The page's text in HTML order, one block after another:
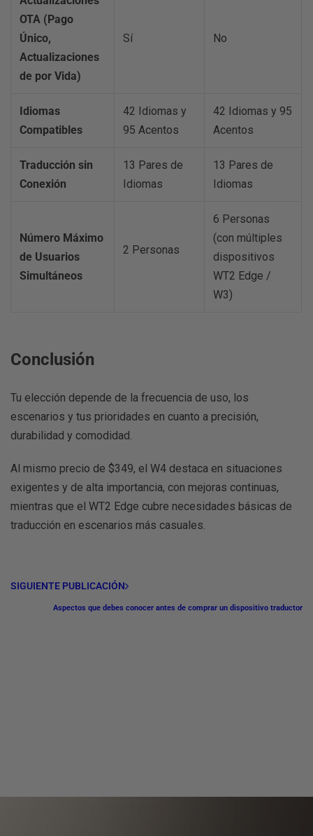
OTA (Pago
Único,
Actualizaciones
de por Vida)
Sí No
Idiomas
Compatibles
42 Idiomas y
95 Acentos
42 Idiomas y 95
Acentos
Traducción sin
Conexión
13 Pares de
Idiomas
13 Pares de
Idiomas
Número Máximo
de Usuarios
Simultáneos
2 Personas
6 Personas
(con múltiples
dispositivos
WT2 Edge /
W3)
Conclusión
Tu elección depende de la frecuencia de uso, los
escenarios y tus prioridades en cuanto a precisión,
durabilidad y comodidad.
Al mismo precio de $349, el W4 destaca en situaciones
exigentes y de alta importancia, con mejoras continuas,
mientras que el WT2 Edge cubre necesidades básicas de
traducción en escenarios más casuales.
SIGUIENTE PUBLICACIÓN
Aspectos que debes conocer antes de comprar un dispositivo traductor